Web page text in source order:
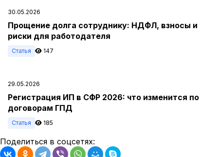
30.05.2026
Прощение долга сотруднику: НДФЛ, взносы и
риски для работодателя
Статья 147
29.05.2026
Регистрация ИП в СФР 2026: что изменится по
договорам ГПД
Статья 185
Поделиться в соцсетях: